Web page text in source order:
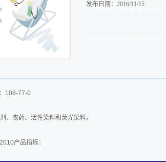
发布日期： 2016/11/15
108-77-0
、农药、活性染料和荧光染料。
产品指标：